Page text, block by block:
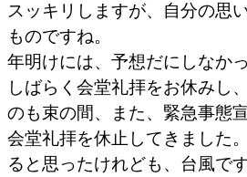
スッキリしますが、自分の思
ものですね。
年明けには、予想だにしなか
しばらく会堂礼拝をお休みし
のも束の間、また、緊急事態
会堂礼拝を休止してきました
ると思ったけれども、台風で